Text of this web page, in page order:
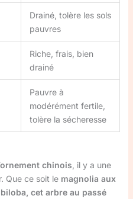
Drainé, tolère les sols
pauvres
Riche, frais, bien
drainé
Pauvre à
modérément fertile,
tolère la sécheresse
chinois , il y a une
Que ce soit le magnolia aux
cet arbre au passé